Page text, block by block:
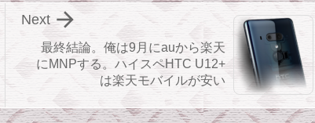
最終結論。俺は9月にauから楽天
にMNPする。ハイスペHTC U12+
は楽天モバイルが安い

Next